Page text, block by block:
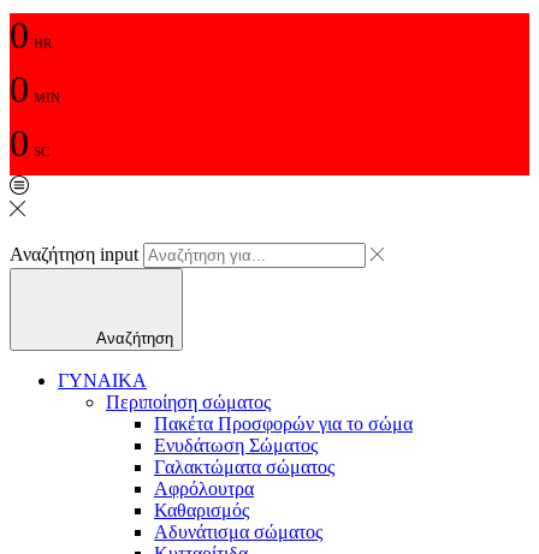
0 HR
0 MIN
0 SC
Αναζήτηση input
Αναζήτηση
ΓΥΝΑΙΚΑ
Περιποίηση σώματος
Πακέτα Προσφορών για το σώμα
Ενυδάτωση Σώματος
Γαλακτώματα σώματος
Αφρόλουτρα
Καθαρισμός
Αδυνάτισμα σώματος